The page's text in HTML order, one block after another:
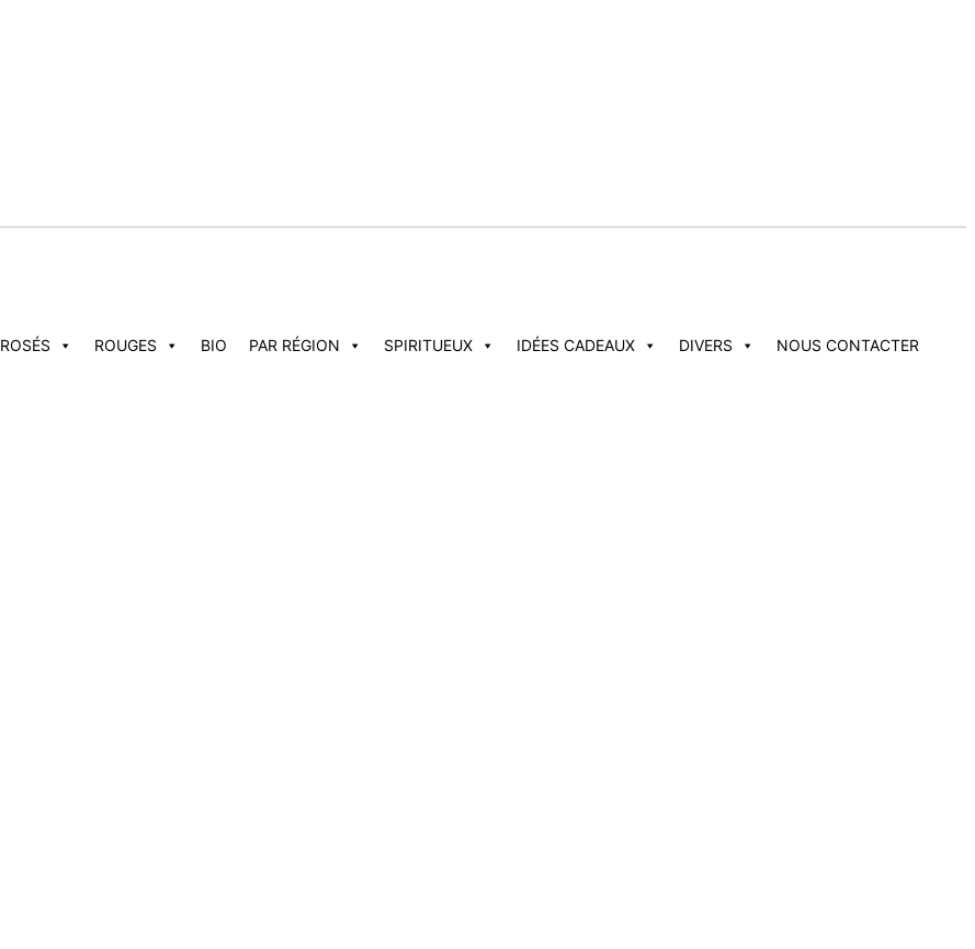
ROSÉS ROUGES BIO PAR RÉGION SPIRITUEUX IDÉES CADEAUX DIVERS NOUS CONTACTER